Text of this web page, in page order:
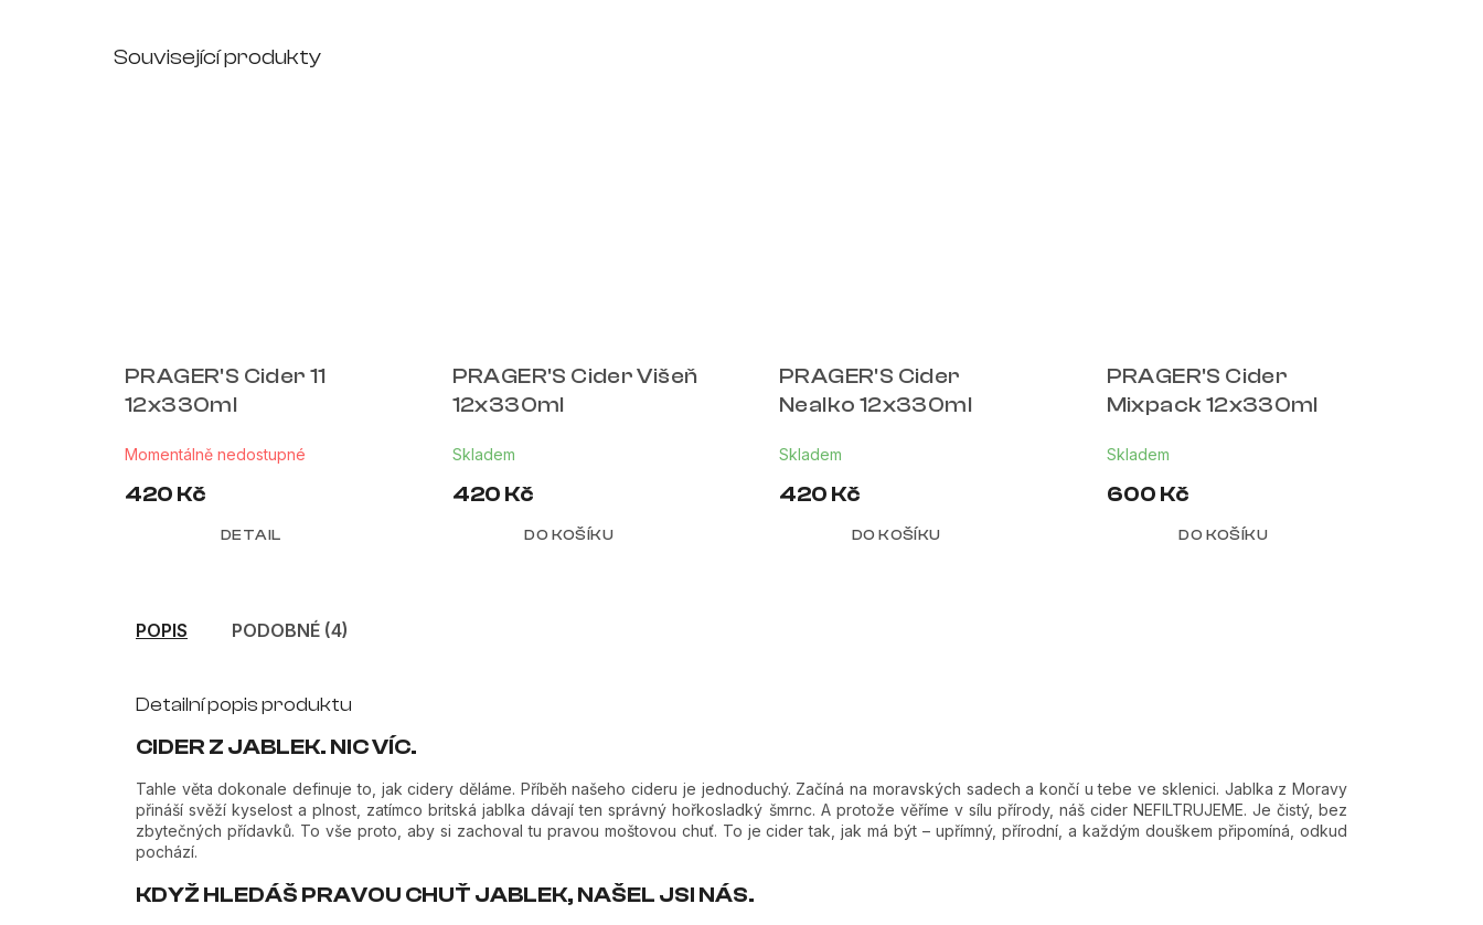
Související produkty
PRAGER'S Cider 11
12x330ml
Momentálně nedostupné
420 Kč
DETAIL
PRAGER'S Cider Višeň
12x330ml
Skladem
420 Kč
DO KOŠÍKU
PRAGER'S Cider
Nealko 12x330ml
Skladem
420 Kč
DO KOŠÍKU
PRAGER'S Cider
Mixpack 12x330ml
Skladem
600 Kč
DO KOŠÍKU
POPIS PODOBNÉ (4)
Detailní popis produktu
CIDER Z JABLEK. NIC VÍC.
Tahle věta dokonale definuje to, jak cidery děláme. Příběh našeho cideru je jednoduchý. Začíná na moravských sadech a končí u tebe ve sklenici. Jablka z Moravy
přináší svěží kyselost a plnost, zatímco britská jablka dávají ten správný hořkosladký šmrnc. A protože věříme v sílu přírody, náš cider NEFILTRUJEME. Je čistý, bez
zbytečných přídavků. To vše proto, aby si zachoval tu pravou moštovou chuť. To je cider tak, jak má být – upřímný, přírodní, a každým douškem připomíná, odkud
pochází.
KDYŽ HLEDÁŠ PRAVOU CHUŤ JABLEK, NAŠEL JSI NÁS.